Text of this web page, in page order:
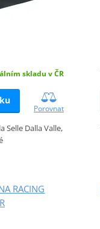
skladu v ČR
Porovnat
Selle Dalla Valle,
RACING